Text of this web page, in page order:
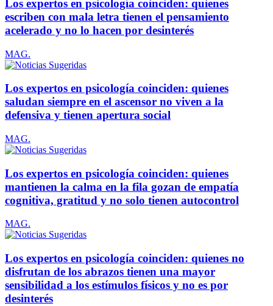
Los expertos en psicología coinciden: quienes
escriben con mala letra tienen el pensamiento
acelerado y no lo hacen por desinterés
MAG.
Los expertos en psicología coinciden: quienes
saludan siempre en el ascensor no viven a la
defensiva y tienen apertura social
MAG.
Los expertos en psicología coinciden: quienes
mantienen la calma en la fila gozan de empatía
cognitiva, gratitud y no solo tienen autocontrol
MAG.
Los expertos en psicología coinciden: quienes no
disfrutan de los abrazos tienen una mayor
sensibilidad a los estímulos físicos y no es por
desinterés